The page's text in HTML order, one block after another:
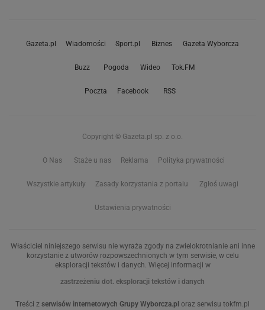
Gazeta.pl Wiadomości Sport.pl Biznes Gazeta Wyborcza
Buzz Pogoda Wideo Tok.FM
Poczta Facebook RSS
Copyright © Gazeta.pl sp. z o.o.
O Nas Staże u nas Reklama Polityka prywatności
Wszystkie artykuły Zasady korzystania z portalu Zgłoś uwagi
Ustawienia prywatności
Właściciel niniejszego serwisu nie wyraża zgody na zwielokrotnianie ani inne
korzystanie z utworów rozpowszechnionych w tym serwisie, w celu
eksploracji tekstów i danych. Więcej informacji w
zastrzeżeniu dot. eksploracji tekstów i danych
Treści z serwisów internetowych Grupy Wyborcza.pl oraz serwisu tokfm.pl